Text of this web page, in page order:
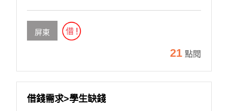
屏東
21 點閱
借錢需求>學生缺錢